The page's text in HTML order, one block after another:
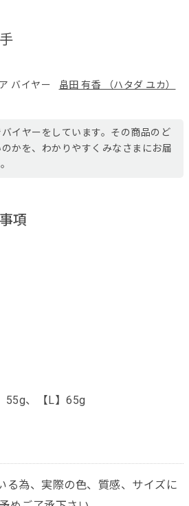
バイヤー 畠田 有香 （ハタダ ユカ）
イヤーをしています。その商品のど
かを、わかりやすくみなさまにお届
項
、【L】65g
る為、実際の色、質感、サイズに